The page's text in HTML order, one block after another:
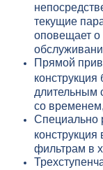
текущие
оповещает о
Прямой
конструкция
длительным
со
Специально
конструкция
фильтрам в